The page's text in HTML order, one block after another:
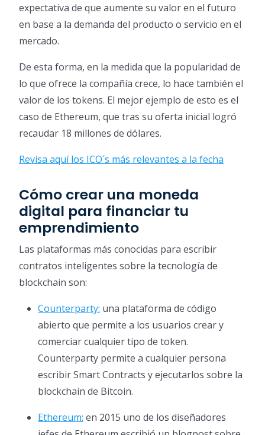
expectativa de que aumente su valor en el futuro
en base a la demanda del producto o servicio en el
mercado.
De esta forma, en la medida que la popularidad de
lo que ofrece la compañía crece, lo hace también el
valor de los tokens. El mejor ejemplo de esto es el
caso de Ethereum, que tras su oferta inicial logró
recaudar 18 millones de dólares.
Revisa aquí los ICO´s más relevantes a la fecha
Cómo crear una moneda
digital para financiar tu
emprendimiento
Las plataformas más conocidas para escribir
contratos inteligentes sobre la tecnología de
blockchain son:
Counterparty: una plataforma de código
abierto que permite a los usuarios crear y
comerciar cualquier tipo de token.
Counterparty permite a cualquier persona
escribir Smart Contracts y ejecutarlos sobre la
blockchain de Bitcoin.
Ethereum: en 2015 uno de los diseñadores